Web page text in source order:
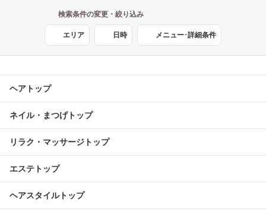
検索条件の変更・絞り込み
エリア 日時 メニュー･詳細条件
ヘアトップ
ネイル・まつげトップ
リラク・マッサージトップ
エステトップ
ヘアスタイルトップ